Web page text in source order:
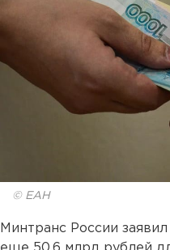
© ЕАН
Минтранс России